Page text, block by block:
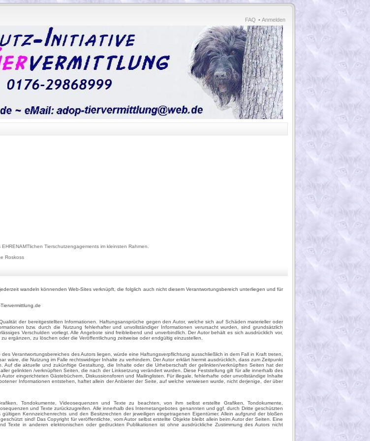
FAQ • Anmelden
Tierschutzengagements im kleinsten Rahmen.
Roskoss
wandeln könnenden Web-Sites verknüpft, die folglich auch nicht diesem Verantwortungsbereich unterliegen und für
der bereitgestellten Informationen. Haftungsansprüche gegen den Autor, welche sich auf Schäden materieller oder
bzw. durch die Nutzung fehlerhafter und unvollständiger Informationen verursacht wurden, sind grundsätzlich
Verschulden vorliegt. Alle Angebote sind freibleibend und unverbindlich. Der Autor behält es sich ausdrücklich vor,
ergänzen, zu löschen oder die Veröffentlichung zeitweise oder endgültig einzustellen.
Verantwortungsbereiches des Autors liegen, würde eine Haftungsverpflichtung ausschließlich in dem Fall in Kraft treten,
die Nutzung im Falle rechtswidriger Inhalte zu verhindern. Der Autor erklärt hiermit ausdrücklich, dass zum Zeitpunkt
die aktuelle und zukünftige Gestaltung, die Inhalte oder die Urheberschaft der gelinkten/verknüpften Seiten hat der
gelinkten /verknüpften Seiten, die nach der Linksetzung verändert wurden. Diese Feststellung gilt für alle innerhalb des
eingerichteten Gästebüchern, Diskussionsforen und Mailinglisten. Für illegale, fehlerhafte oder unvollständige Inhalte
Informationen entstehen, haftet allein der Anbieter der Seite, auf welche verwiesen wurde, nicht derjenige, der über
Tondokumente, Videosequenzen und Texte zu beachten, von ihm selbst erstellte Grafiken, Tondokumente,
und Texte zurückzugreifen. Alle innerhalb des Internetangebotes genannten und ggf. durch Dritte geschützten
Kennzeichenrechts und den Besitzrechten der jeweiligen eingetragenen Eigentümer. Allein aufgrund der bloßen
sind! Das Copyright für veröffentlichte, vom Autor selbst erstellte Objekte bleibt allein beim Autor der Seiten. Eine
Texte in anderen elektronischen oder gedruckten Publikationen ist ohne ausdrückliche Zustimmung des Autors nicht